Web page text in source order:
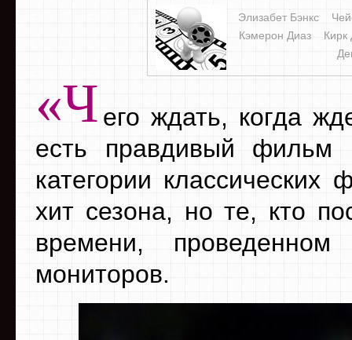
Элизабет Бэнкс
Кэмерон Диаз
Кирк
«Ч его ждать, когда
есть правдивый фильм
категории
хит сезона, но те, кто
времени,
мониторов.